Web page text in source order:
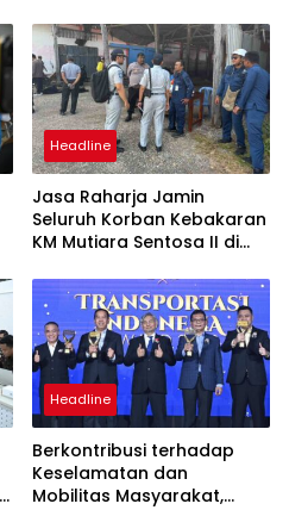
PHC Surabaya
Headline
Jasa Raharja Jamin
Seluruh Korban Kebakaran
KM Mutiara Sentosa II di
Headline
Berkontribusi terhadap
Keselamatan dan
Mobilitas Masyarakat,